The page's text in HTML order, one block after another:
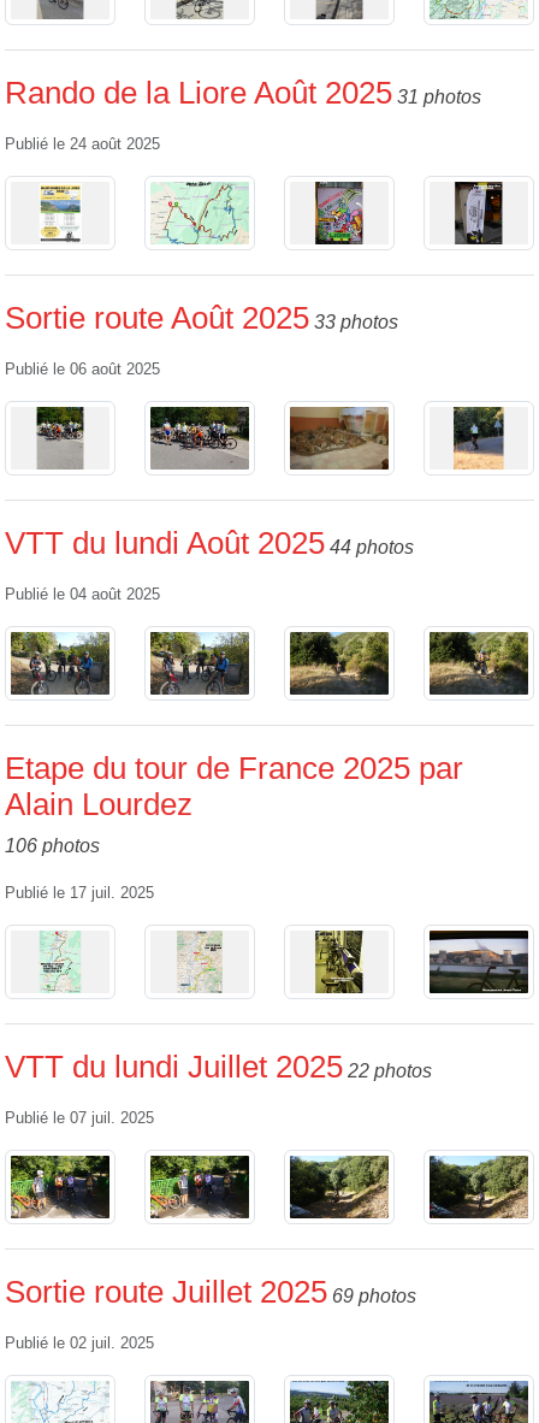
Rando de la Liore Août 2025 31 photos
Publié le 24 août 2025
Sortie route Août 2025 33 photos
Publié le 06 août 2025
VTT du lundi Août 2025 44 photos
Publié le 04 août 2025
Etape du tour de France 2025 par
Alain Lourdez
106 photos
Publié le 17 juil. 2025
VTT du lundi Juillet 2025 22 photos
Publié le 07 juil. 2025
Sortie route Juillet 2025 69 photos
Publié le 02 juil. 2025